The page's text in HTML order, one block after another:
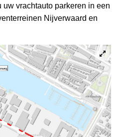
vrachtauto parkeren in een
Nijverwaard en